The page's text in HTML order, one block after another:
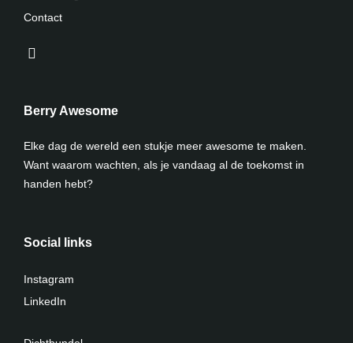
Contact
Berry Awesome
Elke dag de wereld een stukje meer awesome te maken.
Want waarom wachten, als je vandaag al de toekomst in
handen hebt?
Social links
Instagram
LinkedIn